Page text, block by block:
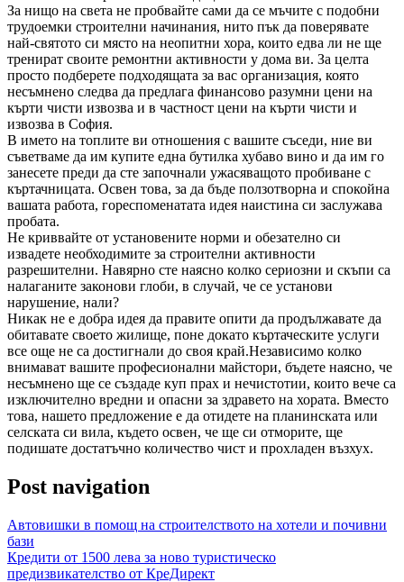
За нищо на света не пробвайте сами да се мъчите с подобни
трудоемки строителни начинания, нито пък да поверявате
най-святото си място на неопитни хора, които едва ли не ще
тренират своите ремонтни активности у дома ви. За целта
просто подберете подходящата за вас организация, която
несъмнено следва да предлага финансово разумни цени на
кърти чисти извозва и в частност цени на кърти чисти и
извозва в София.
В името на топлите ви отношения с вашите съседи, ние ви
съветваме да им купите една бутилка хубаво вино и да им го
занесете преди да сте започнали ужасяващото пробиване с
къртачницата. Освен това, за да бъде ползотворна и спокойна
вашата работа, гореспоменатата идея наистина си заслужава
пробата.
Не криввайте от установените норми и обезателно си
извадете необходимите за строителни активности
разрешителни. Навярно сте наясно колко сериозни и скъпи са
налаганите законови глоби, в случай, че се установи
нарушение, нали?
Никак не е добра идея да правите опити да продължавате да
обитавате своето жилище, поне докато къртаческите услуги
все още не са достигнали до своя край.Независимо колко
внимават вашите професионални майстори, бъдете наясно, че
несъмнено ще се създаде куп прах и нечистотии, които вече са
изключително вредни и опасни за здравето на хората. Вместо
това, нашето предложение е да отидете на планинската или
селската си вила, където освен, че ще си отморите, ще
подишате достатъчно количество чист и прохладен възхух.
Post navigation
Автовишки в помощ на строителството на хотели и почивни
бази
Кредити от 1500 лева за ново туристическо
предизвикателство от КреДирект